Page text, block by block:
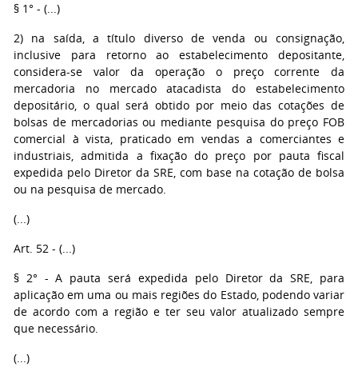
§ 1° - (...)
2) na saída, a título diverso de venda ou consignação,
inclusive para retorno ao estabelecimento depositante,
considera-se valor da operação o preço corrente da
mercadoria no mercado atacadista do estabelecimento
depositário, o qual será obtido por meio das cotações de
bolsas de mercadorias ou mediante pesquisa do preço FOB
comercial à vista, praticado em vendas a comerciantes e
industriais, admitida a fixação do preço por pauta fiscal
expedida pelo Diretor da SRE, com base na cotação de bolsa
ou na pesquisa de mercado.
(...)
Art. 52 - (...)
§ 2° - A pauta será expedida pelo Diretor da SRE, para
aplicação em uma ou mais regiões do Estado, podendo variar
de acordo com a região e ter seu valor atualizado sempre
que necessário.
(...)